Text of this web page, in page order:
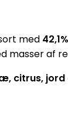
med
masser af
citrus, jord